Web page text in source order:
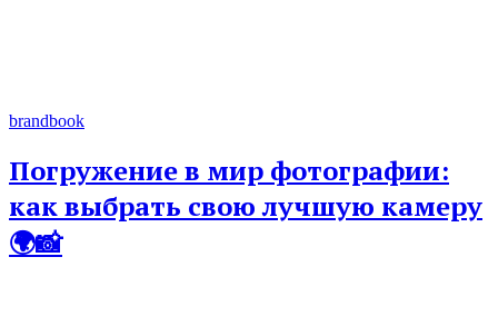
brandbook
Погружение в мир фотографии:
как выбрать свою лучшую камеру
🌍📸